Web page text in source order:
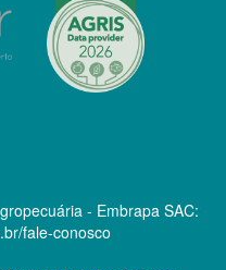
- Embrapa SAC:
fale-conosco